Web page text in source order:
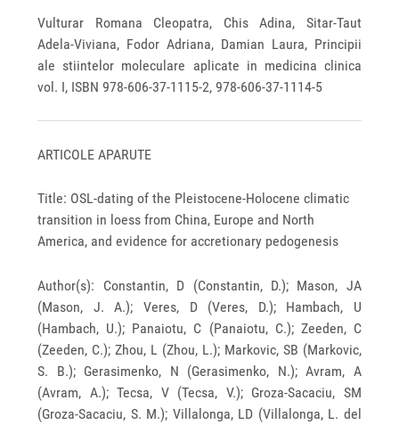
Vulturar Romana Cleopatra, Chis Adina, Sitar-Taut
Adela-Viviana, Fodor Adriana, Damian Laura, Principii
ale stiintelor moleculare aplicate in medicina clinica
vol. I, ISBN 978-606-37-1115-2, 978-606-37-1114-5
ARTICOLE APARUTE
Title: OSL-dating of the Pleistocene-Holocene climatic
transition in loess from China, Europe and North
America, and evidence for accretionary pedogenesis
Author(s): Constantin, D (Constantin, D.); Mason, JA
(Mason, J. A.); Veres, D (Veres, D.); Hambach, U
(Hambach, U.); Panaiotu, C (Panaiotu, C.); Zeeden, C
(Zeeden, C.); Zhou, L (Zhou, L.); Markovic, SB (Markovic,
S. B.); Gerasimenko, N (Gerasimenko, N.); Avram, A
(Avram, A.); Tecsa, V (Tecsa, V.); Groza-Sacaciu, SM
(Groza-Sacaciu, S. M.); Villalonga, LD (Villalonga, L. del